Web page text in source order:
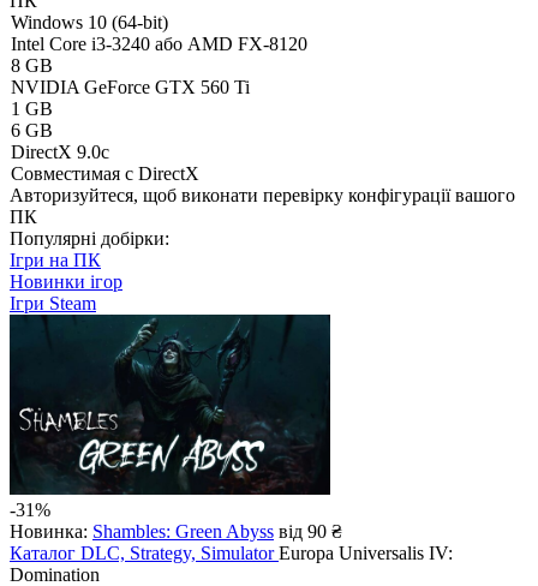
Windows 10 (64-bit)
Intel Core i3-3240 або AMD FX-8120
8 GB
NVIDIA GeForce GTX 560 Ti
1 GB
6 GB
DirectX 9.0c
Совместимая с DirectX
Авторизуйтеся, щоб виконати перевірку конфігурації вашого
ПК
Популярні добірки:
Ігри на ПК
Новинки ігор
Ігри Steam
-31%
Новинка: Shambles: Green Abyss від 90 ₴
Каталог DLC, Strategy, Simulator Europa Universalis IV:
Domination